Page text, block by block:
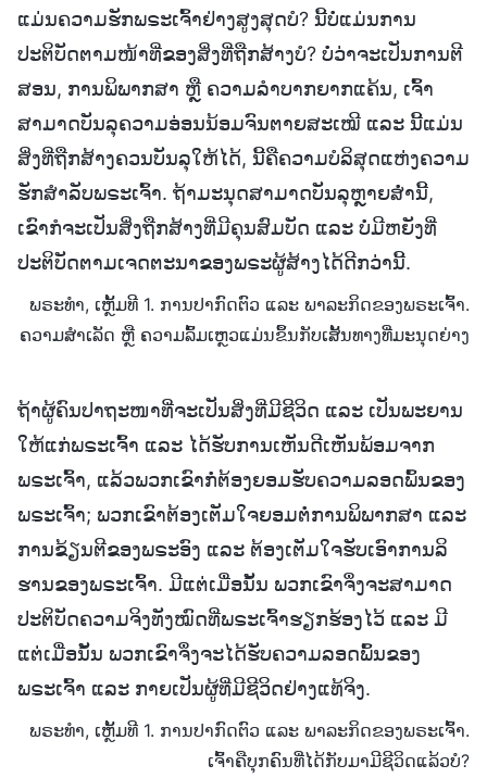
ແມ່ນຄວາມຮັກພຣະເຈົ້າຢ່າງສູງສຸດບໍ? ນີ້ບໍ່ແມ່ນການ
ປະຕິບັດຕາມໜ້າທີ່ຂອງສິ່ງທີ່ຖືກສ້າງບໍ? ບໍ່ວ່າຈະເປັນການຕີ
ສອນ, ການພິພາກສາ ຫຼື ຄວາມລໍາບາກຍາກແຄ້ນ, ເຈົ້າ
ສາມາດບັນລຸຄວາມອ່ອນນ້ອມຈົນຕາຍສະເໝີ ແລະ ນີ້ແມ່ນ
ສິ່ງທີ່ຖືກສ້າງຄວນບັນລຸໃຫ້ໄດ້, ນີ້ຄືຄວາມບໍລິສຸດແຫ່ງຄວາມ
ຮັກສຳລັບພຣະເຈົ້າ. ຖ້າມະນຸດສາມາດບັນລຸຫຼາຍສໍ່ານີ້,
ເຂົາກໍຈະເປັນສິ່ງຖືກສ້າງທີ່ມີຄຸນສົມບັດ ແລະ ບໍ່ມີຫຍັງທີ່
ປະຕິບັດຕາມເຈດຕະນາຂອງພຣະຜູ້ສ້າງໄດ້ດີກວ່ານີ້.
ພຣະທຳ, ເຫຼັ້ມທີ 1. ການປາກົດຕົວ ແລະ ພາລະກິດຂອງພຣະເຈົ້າ.
ຄວາມສຳເລັດ ຫຼື ຄວາມລົ້ມເຫຼວແມ່ນຂຶ້ນກັບເສັ້ນທາງທີ່ມະນຸດຍ່າງ
ຖ້າຜູ້ຄົນປາຖະໜາທີ່ຈະເປັນສິ່ງທີ່ມີຊີວິດ ແລະ ເປັນພະຍານ
ໃຫ້ແກ່ພຣະເຈົ້າ ແລະ ໄດ້ຮັບການເຫັນດີເຫັນພ້ອມຈາກ
ພຣະເຈົ້າ, ແລ້ວພວກເຂົາກໍ່ຕ້ອງຍອມຮັບຄວາມລອດພົ້ນຂອງ
ພຣະເຈົ້າ; ພວກເຂົາຕ້ອງເຕັມໃຈຍອມຕໍ່ການພິພາກສາ ແລະ
ການຂ້ຽນຕີຂອງພຣະອົງ ແລະ ຕ້ອງເຕັມໃຈຮັບເອົາການລິ
ຮານຂອງພຣະເຈົ້າ. ມີແຕ່ເມື່ອນັ້ນ ພວກເຂົາຈຶ່ງຈະສາມາດ
ປະຕິບັດຄວາມຈິງທັງໝົດທີ່ພຣະເຈົ້າຮຽກຮ້ອງໄວ້ ແລະ ມີ
ແຕ່ເມື່ອນັ້ນ ພວກເຂົາຈຶ່ງຈະໄດ້ຮັບຄວາມລອດພົ້ນຂອງ
ພຣະເຈົ້າ ແລະ ກາຍເປັນຜູ້ທີ່ມີຊີວິດຢ່າງແທ້ຈິງ.
ພຣະທຳ, ເຫຼັ້ມທີ 1. ການປາກົດຕົວ ແລະ ພາລະກິດຂອງພຣະເຈົ້າ.
ເຈົ້າຄືບຸກຄົນທີ່ໄດ້ກັບມາມີຊີວິດແລ້ວບໍ?